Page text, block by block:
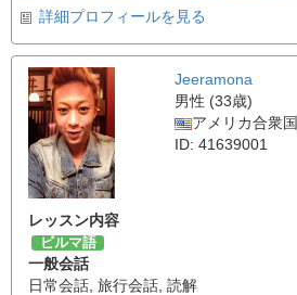
詳細プロフィールを見る
Jeeramona
男性 (33歳)
アメリカ合衆国
ID: 41639001
レッスン内容
ビルマ語
一般会話
日常会話 旅行会話 読解